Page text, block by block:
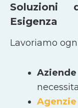
Soluzioni
Esigenza
Lavoriamo